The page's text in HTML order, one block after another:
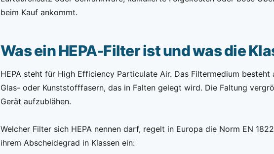
beim Kauf ankommt.
Was ein HEPA-Filter ist und was die
HEPA steht für High Efficiency Particulate Air. Das Filtermedium besteht
Glas- oder Kunststofffasern, das in Falten gelegt wird. Die Faltung
Gerät aufzublähen.
Welcher Filter sich HEPA nennen darf, regelt in Europa die Norm EN
ihrem Abscheidegrad in Klassen ein: